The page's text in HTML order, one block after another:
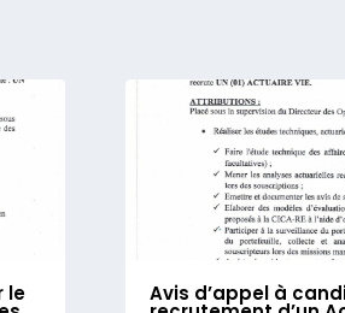
le Avis d’appel à